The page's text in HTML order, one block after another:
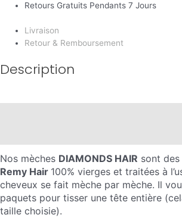
Retours Gratuits Pendants 7 Jours
Livraison
Retour & Remboursement
Description
Nos mèches DIAMONDS HAIR sont des
Remy Hair 100% vierges et traitées à
cheveux se fait mèche par mèche. Il
paquets pour tisser une tête entière
taille choisie).